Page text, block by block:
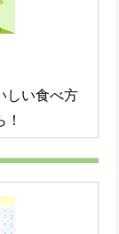
しい食べ方